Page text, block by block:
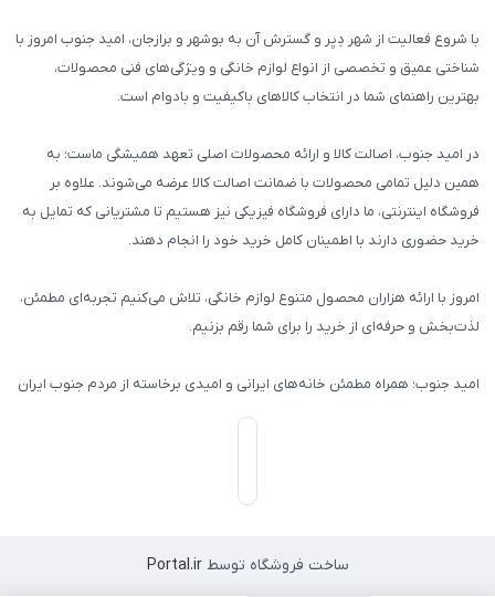
با شروع فعالیت از شهر دِیِر و گسترش آن به بوشهر و برازجان، امید جنوب امروز با
شناختی عمیق و تخصصی از انواع لوازم خانگی و ویژگی‌های فنی محصولات،
بهترین راهنمای شما در انتخاب کالاهای باکیفیت و بادوام است.
در امید جنوب، اصالت کالا و ارائه محصولات اصلی تعهد همیشگی ماست؛ به
همین دلیل تمامی محصولات با ضمانت اصالت کالا عرضه می‌شوند. علاوه بر
فروشگاه اینترنتی، ما دارای فروشگاه فیزیکی نیز هستیم تا مشتریانی که تمایل به
خرید حضوری دارند با اطمینان کامل خرید خود را انجام دهند.
امروز با ارائه هزاران محصول متنوع لوازم خانگی، تلاش می‌کنیم تجربه‌ای مطمئن،
لذت‌بخش و حرفه‌ای از خرید را برای شما رقم بزنیم.
امید جنوب؛ همراه مطمئن خانه‌های ایرانی و امیدی برخاسته از مردم جنوب ایران
ساخت فروشگاه توسطPortal.ir